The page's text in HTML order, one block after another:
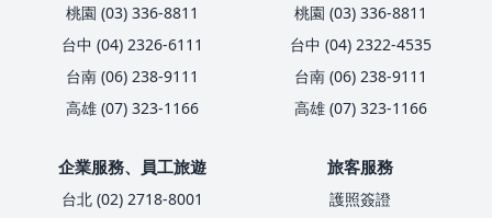
桃園 (03) 336-8811
台中 (04) 2326-6111
台南 (06) 238-9111
高雄 (07) 323-1166
桃園 (03) 336-8811
台中 (04) 2322-4535
台南 (06) 238-9111
高雄 (07) 323-1166
企業服務、員工旅遊
台北 (02) 2718-8001
旅客服務
護照簽證